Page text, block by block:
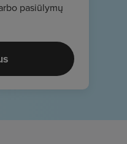
pasiūlymų